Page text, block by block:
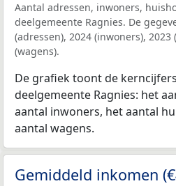
Aantal adressen, inwoners,
deelgemeente Ragnies. De
(adressen), 2024 (inwoners),
(wagens).
De grafiek toont de kerncijfers
deelgemeente Ragnies: het
aantal inwoners, het aantal
aantal wagens.
Gemiddeld inkomen